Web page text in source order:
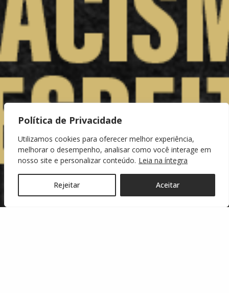
Política de Privacidade
Utilizamos cookies para oferecer melhor experiência,
melhorar o desempenho, analisar como você interage em
nosso site e personalizar conteúdo. Leia na íntegra
Rejeitar Aceitar